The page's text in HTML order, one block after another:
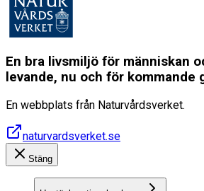
En bra livsmiljö för människan
levande, nu och för kommande
En webbplats från Naturvårdsverket.
naturvardsverket.se
Stäng